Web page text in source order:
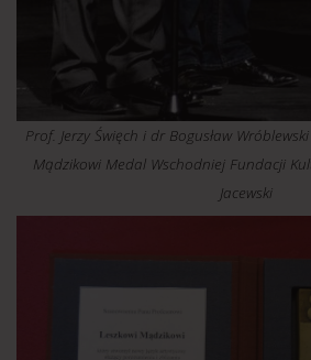
Prof. Jerzy Święch i dr Bogusław
Mądzikowi Medal Wschodniej Fundacji
Jacewski